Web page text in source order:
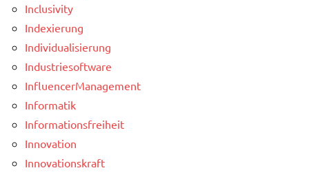
Inclusivity
Indexierung
Individualisierung
Industriesoftware
InfluencerManagement
Informatik
Informationsfreiheit
Innovation
Innovationskraft